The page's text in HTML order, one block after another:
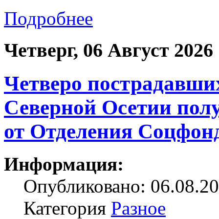
Подробнее
Четверг, 06 Август 2026
Четверо
Северной Осетии
от Отделения
Информация:
Опубликовано:
Категория Разное